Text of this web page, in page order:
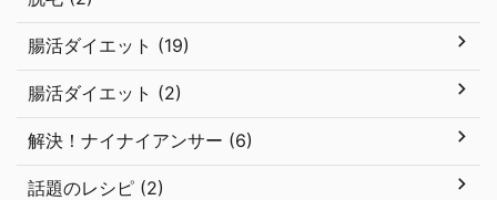
腸活ダイエット (19)
腸活ダイエット (2)
解決！ナイナイアンサー (6)
話題のレシピ (2)